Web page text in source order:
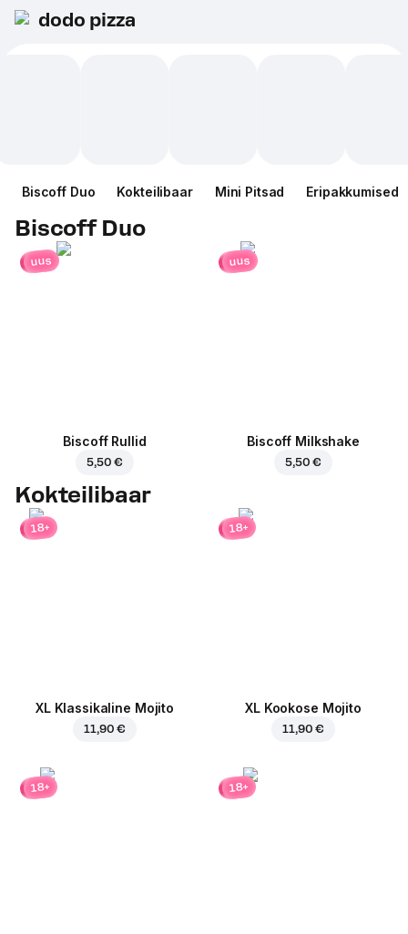
dodo pizza
Biscoff Duo Kokteilibaar Mini Pitsad Eripakkumised
Biscoff Duo
uus
Biscoff Rullid
5,50 €
uus
Biscoff Milkshake
5,50 €
Kokteilibaar
18+
XL Klassikaline Mojito
11,90 €
18+
XL Kookose Mojito
11,90 €
18+ 18+